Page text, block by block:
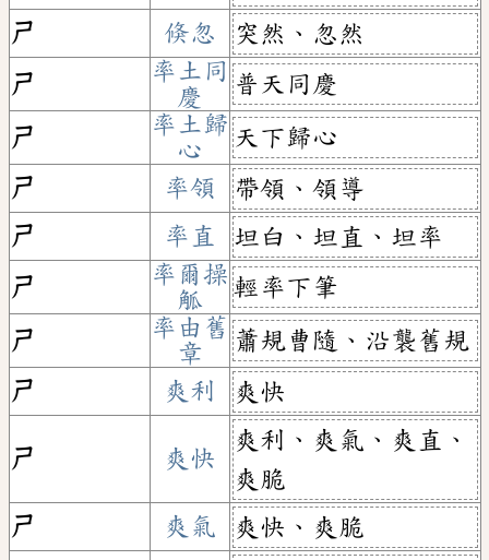
ㄕ
倏忽
突然、忽然
ㄕ
率土同
慶
普天同慶
ㄕ
率土歸
心
天下歸心
ㄕ
率領
帶領、領導
ㄕ
率直
坦白、坦直、坦率
ㄕ
率爾操
觚
輕率下筆
ㄕ
率由舊
章
蕭規曹隨、沿襲舊規
ㄕ
爽利 爽快
ㄕ 爽快
爽利、爽氣、爽直、
爽脆
ㄕ
爽氣
爽快、爽脆